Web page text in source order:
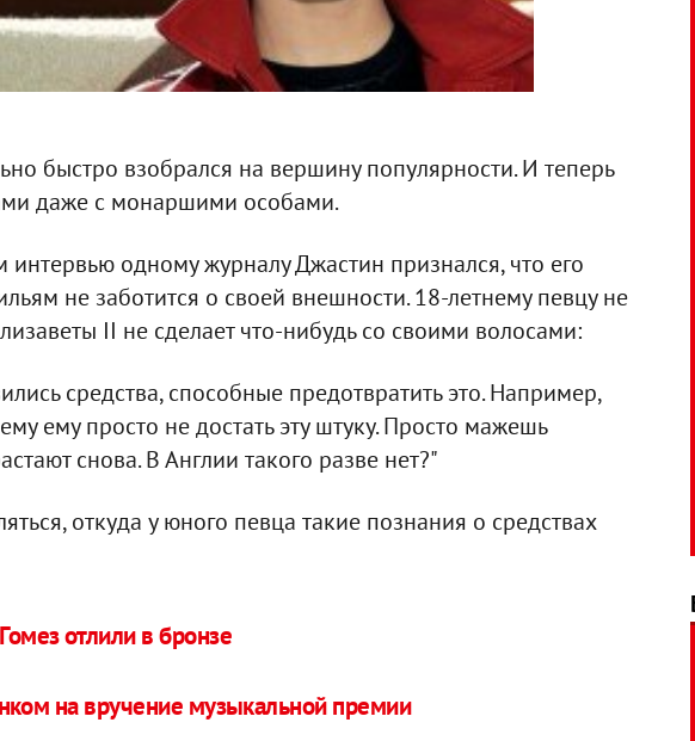
быстро взобрался на вершину популярности. И теперь
даже с монаршими особами.
одному журналу Джастин признался, что его
не заботится о своей внешности. 18-летнему певцу не
II не сделает что-нибудь со своими волосами:
средства, способные предотвратить это. Например,
ему просто не достать эту штуку. Просто мажешь
снова. В Англии такого разве нет?"
откуда у юного певца такие познания о средствах
отлили в бронзе
на вручение музыкальной премии